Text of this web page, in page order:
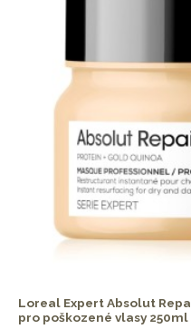
Loreal Expert Absolut
pro poškozené vlasy 250ml